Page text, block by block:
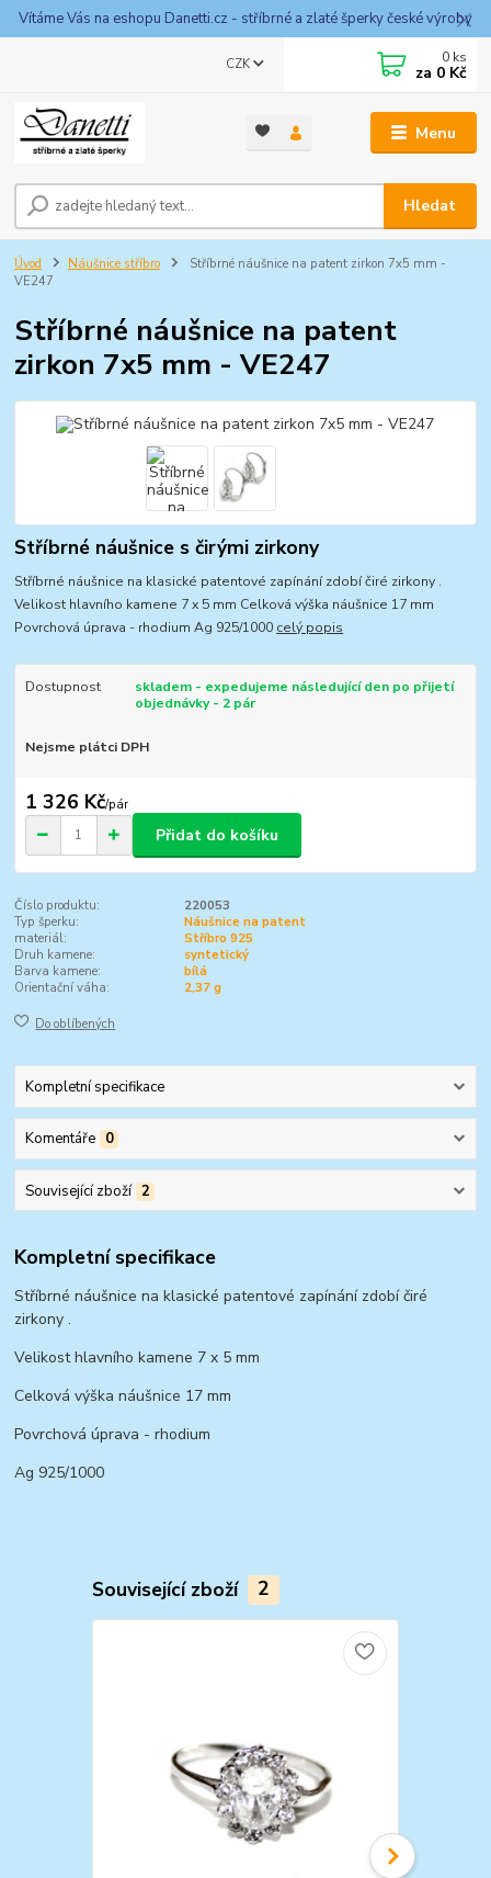
Vítáme Vás na eshopu Danetti.cz - stříbrné a zlaté šperky české výroby
Menu
CZK
Hledat
0 ks
za 0 Kč
Úvod Náušnice stříbro
Stříbrné náušnice na patent zirkon 7x5 mm -
VE247
Stříbrné náušnice na patent
zirkon 7x5 mm - VE247
Stříbrné náušnice s čirými zirkony
Stříbrné náušnice na klasické patentové zapínání zdobí čiré zirkony .
Velikost hlavního kamene 7 x 5 mm Celková výška náušnice 17 mm
Povrchová úprava - rhodium Ag 925/1000 celý popis
Dostupnost
skladem - expedujeme následující den po přijetí
objednávky - 2 pár
Nejsme plátci DPH
1 326 Kč/pár
Přidat do košíku
Číslo produktu:
220053
Typ šperku:
Náušnice na patent
materiál:
Stříbro 925
Druh kamene:
syntetický
Barva kamene:
bílá
Orientační váha:
2,37 g
Do oblíbených
Kompletní specifikace
Komentáře 0
Související zboží 2
Kompletní specifikace
Stříbrné náušnice na klasické patentové zapínání zdobí čiré
zirkony .
Velikost hlavního kamene 7 x 5 mm
Celková výška náušnice 17 mm
Povrchová úprava - rhodium
Ag 925/1000
Související zboží 2